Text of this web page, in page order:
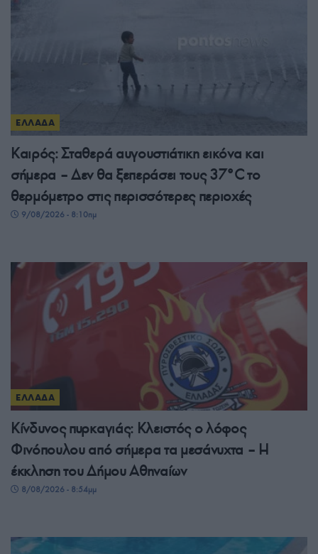
ΕΛΛΑΔΑ
Καιρός: Σταθερά αυγουστιάτικη εικόνα και
σήμερα – Δεν θα ξεπεράσει τους 37°C το
θερμόμετρο στις περισσότερες περιοχές
9/08/2026 - 8:10πμ
ΕΛΛΑΔΑ
Κίνδυνος πυρκαγιάς: Κλειστός ο λόφος
Φινόπουλου από σήμερα τα μεσάνυχτα – Η
έκκληση του Δήμου Αθηναίων
8/08/2026 - 8:54μμ